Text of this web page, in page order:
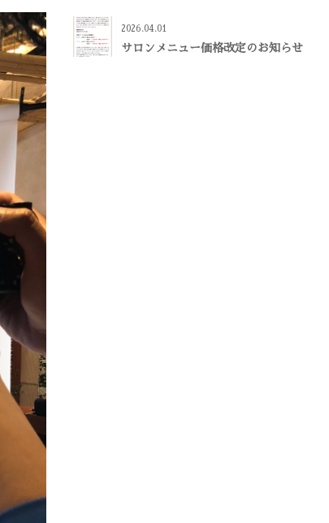
2026.04.01
サロンメニュー価格改定のお知らせ